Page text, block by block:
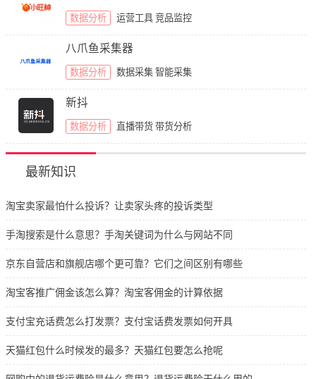
数据分析 运营工具 竞品监控
八爪鱼采集器
数据分析 数据采集 智能采集
新抖
数据分析 直播带货 带货分析
最新知识
淘宝卖家最怕什么投诉？让卖家头疼的投诉类型
手淘搜索是什么意思？手淘关键词为什么与网站不同
京东自营店和旗舰店哪个更可靠？它们之间区别有哪些
淘宝客推广佣金该怎么算？淘宝客佣金的计算依据
支付宝充话费怎么打发票？支付宝话费发票如何开具
天猫红包什么时候发的最多？天猫红包要怎么抢呢